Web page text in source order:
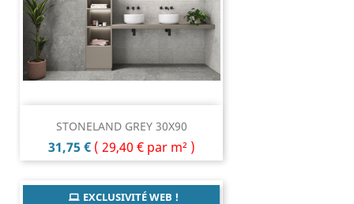
STONELAND GREY 30X90
Prix
31,75 € ( 29,40 € par m² )
EXCLUSIVITÉ WEB !